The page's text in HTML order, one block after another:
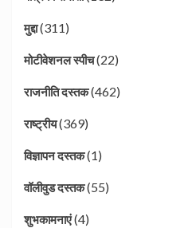
मुद्दा(311)
मोटीवेशनल स्पीच(22)
राजनीति दस्तक(462)
राष्ट्रीय(369)
विज्ञापन दस्तक(1)
वॉलीवुड दस्तक(55)
शुभकामनाएं(4)